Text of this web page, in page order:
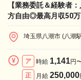
【業務委託＆経験者
方自由◎最高月収50万
埼玉県八潮市 (八潮
ア 時給 1,141円
正
月給 250,000